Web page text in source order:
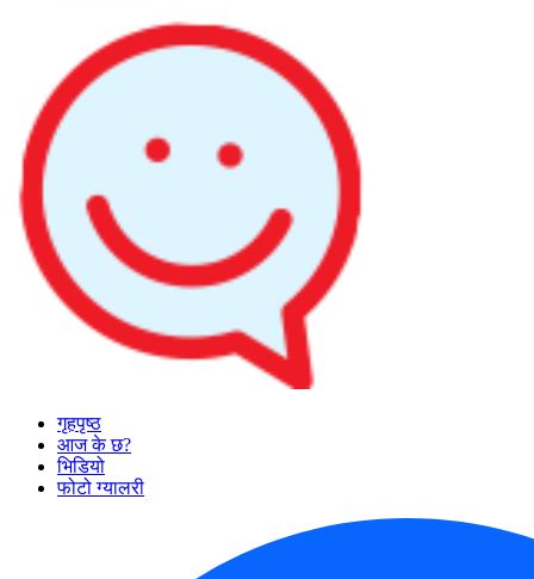
गृहपृष्ठ
आज के छ?
भिडियो
फोटो ग्यालरी